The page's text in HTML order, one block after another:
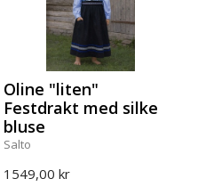
Oline "liten"
Festdrakt med silke
bluse
Salto
1549,00 kr